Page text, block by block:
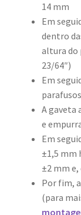
14 mm
Em
dentro
altura do
23/64″)
Em
A gaveta
e
Em
±1,5 mm
±2 mm
Por fim,
(para